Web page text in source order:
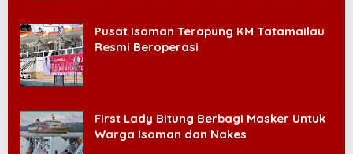
Pusat Isoman Terapung KM Tatamailau
Resmi Beroperasi
First Lady Bitung Berbagi Masker Untuk
Warga Isoman dan Nakes